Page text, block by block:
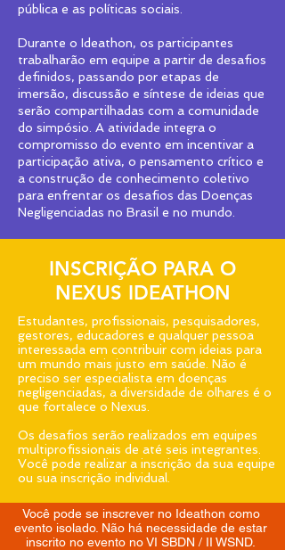
pública e as políticas sociais.
Durante o Ideathon, os participantes
trabalharão em equipe a partir de desafios
definidos, passando por etapas de
imersão, discussão e síntese de ideias que
serão compartilhadas com a comunidade
do simpósio. A atividade integra o
compromisso do evento em incentivar a
participação ativa, o pensamento crítico e
a construção de conhecimento coletivo
para enfrentar os desafios das Doenças
Negligenciadas no Brasil e no mundo.
INSCRIÇÃO PARA O
NEXUS IDEATHON
Estudantes, profissionais, pesquisadores,
gestores, educadores e qualquer pessoa
interessada em contribuir com ideias para
um mundo mais justo em saúde. Não é
preciso ser especialista em doenças
negligenciadas, a diversidade de olhares é o
que fortalece o Nexus.
Os desafios serão realizados em equipes
multiprofissionais de até seis integrantes.
Você pode realizar a inscrição da sua equipe
ou sua inscrição individual.
Você pode se inscrever no Ideathon como
evento isolado. Não há necessidade de estar
inscrito no evento no VI SBDN / II WSND.